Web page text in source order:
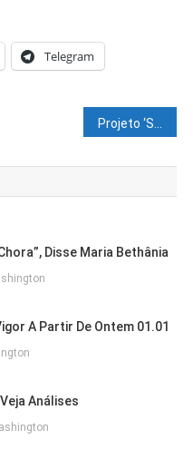
Telegram
Projeto ‘Solidariedade não tem idade’ entrega doações a abrigo de idosos de Petrolina
Disse Maria Bethânia
A Partir De Ontem 01.01
Análises
Entra Em Fase
A Ser